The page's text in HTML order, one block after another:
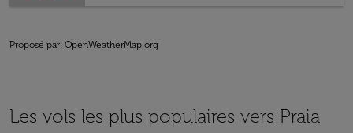
Proposé par: OpenWeatherMap.org
Les vols les plus populaires vers Praia